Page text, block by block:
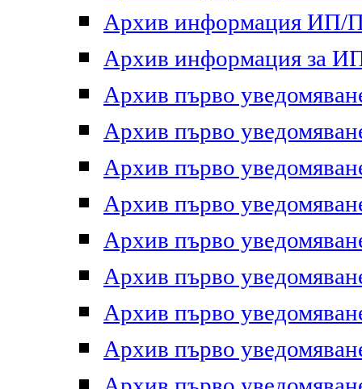
Архив информация ИП/
Архив информация за
Архив първо
Архив първо
Архив първо
Архив първо
Архив първо
Архив първо
Архив първо
Архив първо